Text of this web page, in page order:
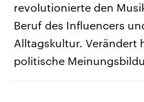
revolutionierte den
Beruf des Influencers
Alltagskultur. Verändert
politische